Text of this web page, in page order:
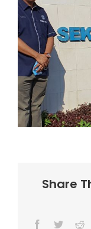
Share
Facebook
Twitter